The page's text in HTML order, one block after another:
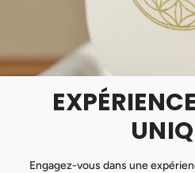
Engagez-vous dans une